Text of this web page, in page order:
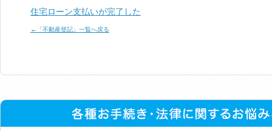
住宅ローン支払いが完了した
←「不動産登記」一覧へ戻る